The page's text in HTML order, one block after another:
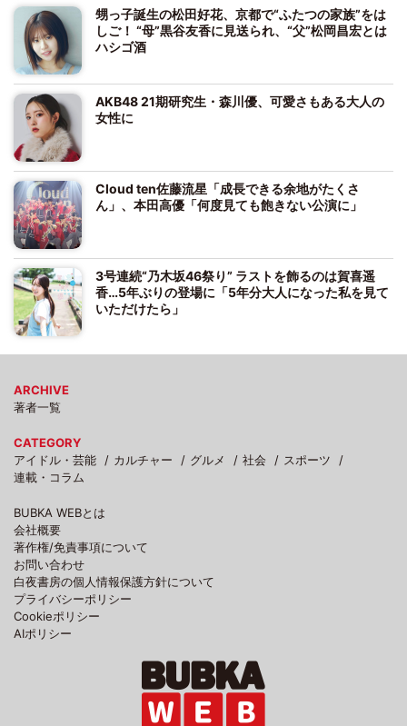
甥っ子誕生の松田好花、京都で“ふたつの家族”をは
しご！ “母”黒谷友香に見送られ、“父”松岡昌宏とは
ハシゴ酒
AKB48 21期研究生・森川優、可愛さもある大人の
女性に
Cloud ten佐藤流星「成長できる余地がたくさ
ん」、本田高優「何度見ても飽きない公演に」
3号連続“乃木坂46祭り” ラストを飾るのは賀喜遥
香…5年ぶりの登場に「5年分大人になった私を見て
いただけたら」
ARCHIVE
著者一覧
CATEGORY
アイドル・芸能
カルチャー グルメ 社会
スポーツ
連載・コラム
BUBKA WEBとは
会社概要
著作権/免責事項について
お問い合わせ
白夜書房の個人情報保護方針について
プライバシーポリシー
Cookieポリシー
AIポリシー